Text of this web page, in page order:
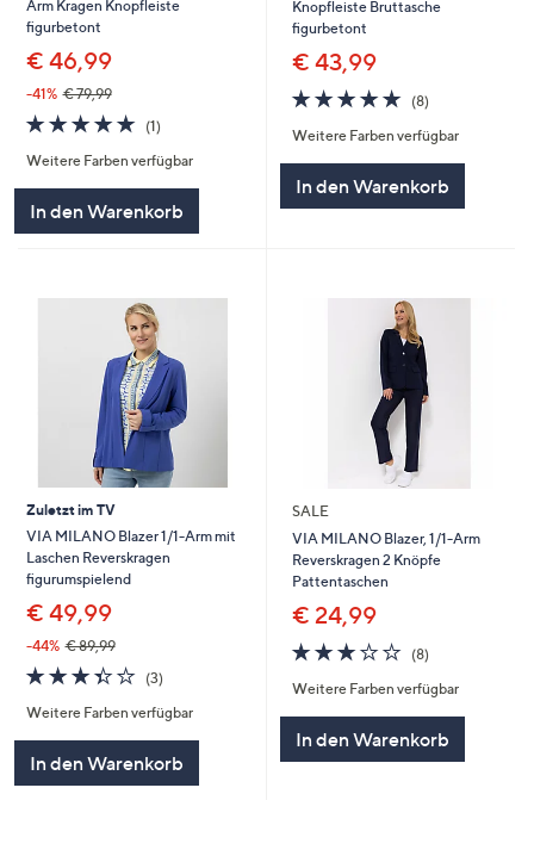
Arm Kragen Knopfleiste
figurbetont
€ 46,99
-41% € 79,99
5.0
von
5
(1)1
Weitere Farben verfügbar
In den Warenkorb
Knopfleiste Bruttasche
figurbetont
€ 43,99
4.8
von
5
(8)8
Weitere Farben verfügbar
In den Warenkorb
Zuletzt im TV
VIA MILANO Blazer 1/1-Arm mit
Laschen Reverskragen
figurumspielend
€ 49,99
-44% € 89,99
3.3
von
5
(3)3
Weitere Farben verfügbar
In den Warenkorb
SALE
VIA MILANO Blazer, 1/1-Arm
Reverskragen 2 Knöpfe
Pattentaschen
€ 24,99
3.1
von
5
(8)8
Weitere Farben verfügbar
In den Warenkorb